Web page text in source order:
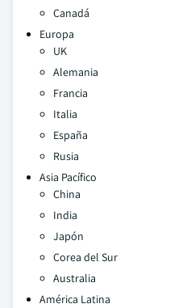
Canadá
Europa
UK
Alemania
Francia
Italia
España
Rusia
Asia Pacífico
China
India
Japón
Corea del Sur
Australia
América Latina